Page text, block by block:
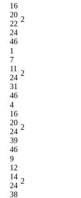
16
20
22
24
46
2
1
7
11
24
31
46
2
4
16
20
24
39
46
2
9
12
14
24
38
2